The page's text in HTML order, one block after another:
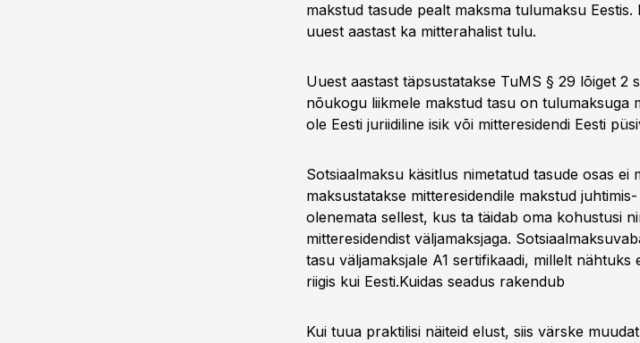
makstud tasude pealt maksma tulumaksu
uuest aastast ka mitterahalist tulu.
Uuest aastast täpsustatakse TuMS § 29 lõiget 2
nõukogu liikmele makstud tasu on tulumaksuga
ole Eesti juriidiline isik või mitteresidendi Eesti
Sotsiaalmaksu käsitlus nimetatud tasude osas ei
maksustatakse mitteresidendile makstud
olenemata sellest, kus ta täidab oma kohustusi
mitteresidendist väljamaksjaga.
tasu väljamaksjale A1 sertifikaadi, millelt
riigis kui Eesti.Kuidas seadus rakendub
Kui tuua praktilisi näiteid elust, siis värske